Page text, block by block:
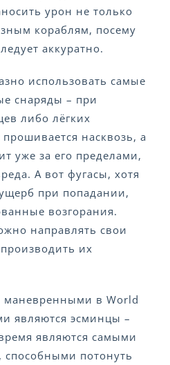
урон не только
кораблям, посему
аккуратно.
использовать самые
снаряды – при
либо лёгких
насквозь, а
уже за его пределами,
А вот фугасы, хотя
при попадании,
возгорания.
направлять свои
их
в World
являются эсминцы –
являются самыми
потонуть